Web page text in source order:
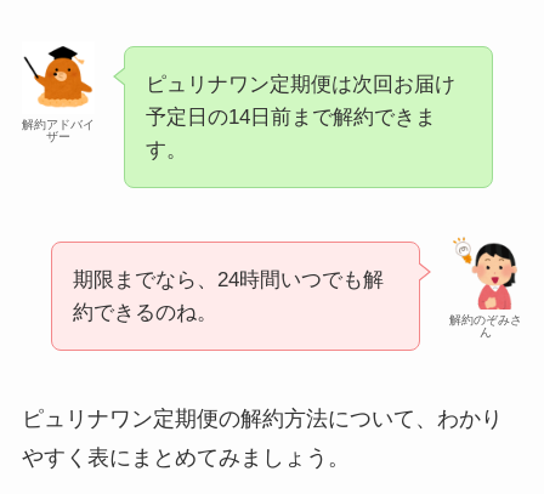
解約アドバイ
ザー
ピュリナワン定期便は次回お届け
予定日の14日前まで解約できま
す。
解約のぞみさ
ん
期限までなら、24時間いつでも解
約できるのね。
ピュリナワン定期便の解約方法について、わかり
やすく表にまとめてみましょう。